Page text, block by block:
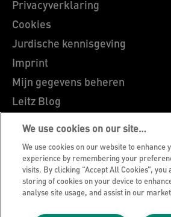
Privacyverklaring
Cookies
Jurdische kennisgeving
Imprint
Mijn gegevens beheren
Leitz Blog
Vacatures
Leitz EasyPrint
Klantenservice
Richtlijnen bij recycling van
Garantievoorwaarden
We use cookies on our site…
We use cookies on our website to enhance
experience by remembering your
visits. By clicking “Accept All Cookies”, you
storing of cookies on your device to
analyse site usage, and assist in our